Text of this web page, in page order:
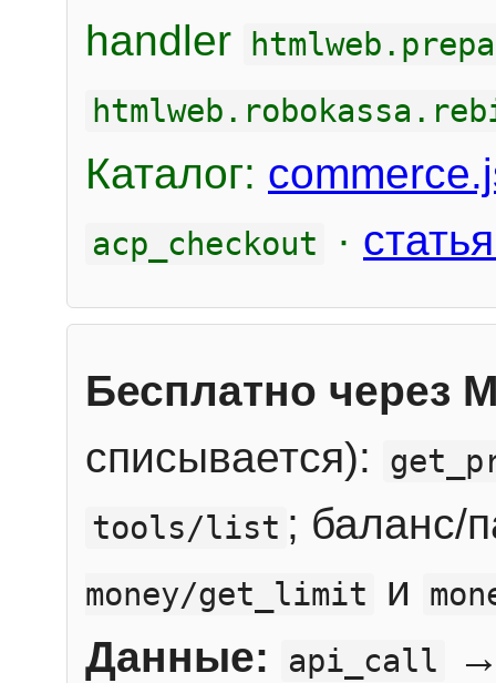
handler
Каталог:
acp_checkout ·
Бесплатно через
списывается):
tools/list ; баланс/
money/get_limit и
Данные: api_call